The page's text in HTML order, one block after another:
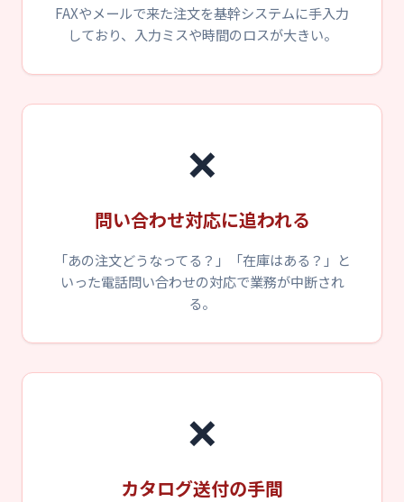
FAXやメールで来た注文を基幹システムに手入力
しており、入力ミスや時間のロスが大きい。
❌
問い合わせ対応に追われる
「あの注文どうなってる？」「在庫はある？」と
いった電話問い合わせの対応で業務が中断され
る。
❌
カタログ送付の手間